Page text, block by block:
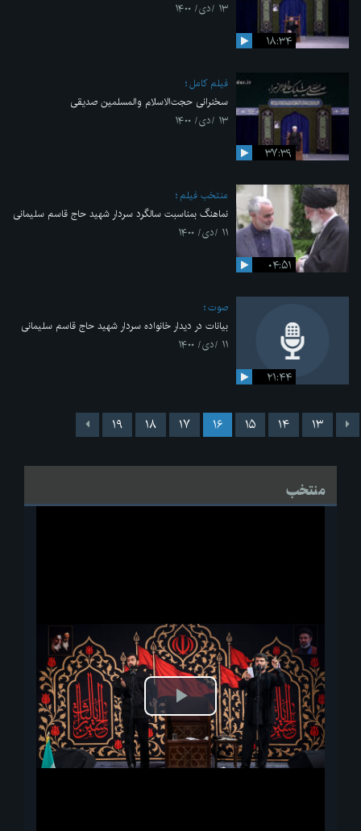
۱۸:۳۴
۱۳ /دی/ ۱۴۰۰
۳۷:۳۹
فیلم کامل
سخنرانی حجت‌الاسلام والمسلمین صدیقی
۱۳ /دی/ ۱۴۰۰
۰۴:۵۱
منتخب فیلم
نماهنگ بمناسبت سالگرد سردار شهید حاج قاسم سلیمانی
۱۱ /دی/ ۱۴۰۰
۲۱:۴۴
صوت
بیانات در دیدار خانواده سردار شهید حاج قاسم سلیمانی
۱۱ /دی/ ۱۴۰۰
۱۳ ۱۴ ۱۵ ۱۶ ۱۷ ۱۸ ۱۹
منتخب
پخش
ویدیو